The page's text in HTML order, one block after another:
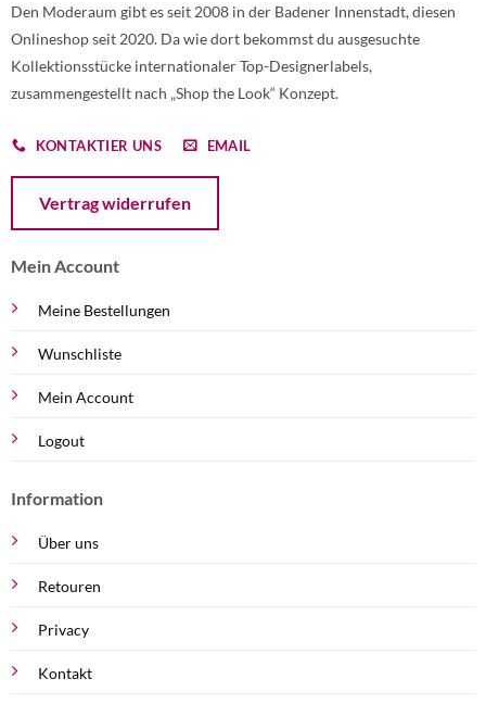
Den Moderaum gibt es seit 2008 in der Badener Innenstadt, diesen
Onlineshop seit 2020. Da wie dort bekommst du ausgesuchte
Kollektionsstücke internationaler Top-Designerlabels,
zusammengestellt nach „Shop the Look“ Konzept.
KONTAKTIER UNS EMAIL
Vertrag widerrufen
Mein Account
Meine Bestellungen
Wunschliste
Mein Account
Logout
Information
Über uns
Retouren
Privacy
Kontakt